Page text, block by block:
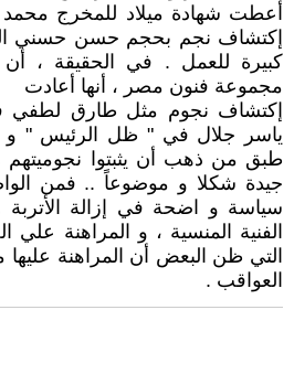
أعطت شهادة ميلاد للمخرج
إكتشاف نجم بحجم حسن حسني
كبيرة للعمل . في الحقيقة ،
مجموعة فنون مصر ، أنها أعادت
إكتشاف نجوم مثل طارق لطفي
ياسر جلال في " ظل الرئيس " و
طبق من ذهب أن يثبتوا نجوميتهم
جيدة شكلا و موضوعاً .. فمن
سياسة و اضحة في إزالة الأتربة
الفنية المنسية ، و المراهنة علي
التي ظن البعض أن المراهنة
العواقب .